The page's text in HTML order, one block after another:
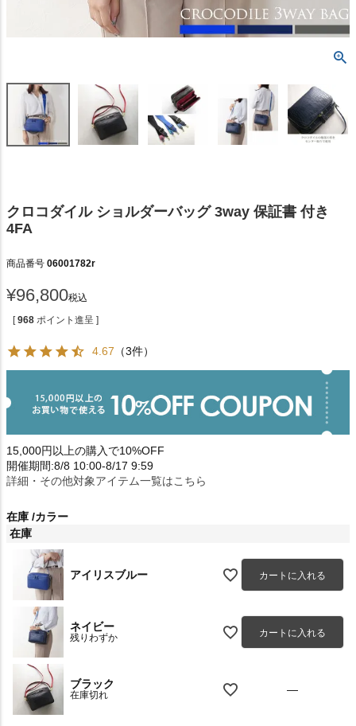
クロコダイル ショルダーバッグ 3way 保証書 付き
4FA
商品番号 06001782r
¥96,800税込
[ 968 ポイント進呈 ]
4.67 （3件）
15,000円以上の購入で10%OFF
開催期間:8/8 10:00-8/17 9:59
詳細・その他対象アイテム一覧はこちら
在庫 カラー
在庫
アイリスブルー カートに入れる
ネイビー
残りわずか カートに入れる
ブラック
在庫切れ —